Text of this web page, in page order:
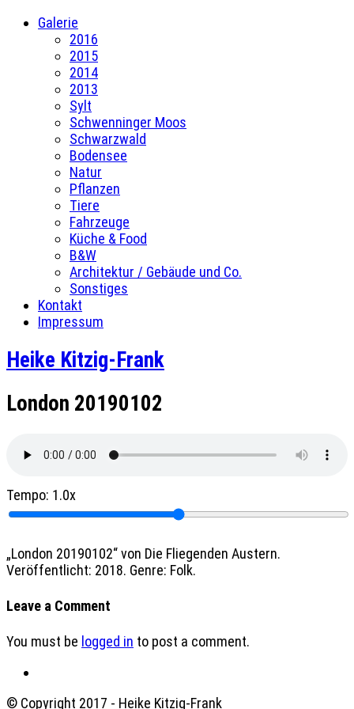
Galerie
2016
2015
2014
2013
Sylt
Schwenninger Moos
Schwarzwald
Bodensee
Natur
Pflanzen
Tiere
Fahrzeuge
Küche & Food
B&W
Architektur / Gebäude und Co.
Sonstiges
Kontakt
Impressum
Heike Kitzig-Frank
London 20190102
Tempo: 1.0x
„London 20190102“ von Die Fliegenden Austern.
Veröffentlicht: 2018. Genre: Folk.
Leave a Comment
You must be logged in to post a comment.
© Copyright 2017 - Heike Kitzig-Frank